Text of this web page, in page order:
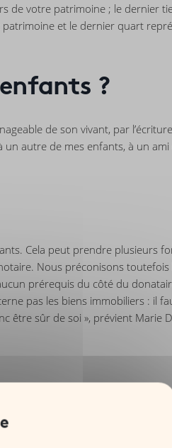
de votre patrimoine ; le dernier
et le dernier quart
?
de son vivant, par
un autre de mes enfants, à un
Cela peut prendre plusieurs
Nous préconisons
prérequis du côté du
pas les biens immobiliers : il
être sûr de soi », prévient Marie
le cas d’un don immobilier, la